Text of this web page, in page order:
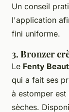
Un conseil
l'application
fini uniforme.
3. Bronzer
Le Fenty
qui a fait ses
à estomper
sèches.